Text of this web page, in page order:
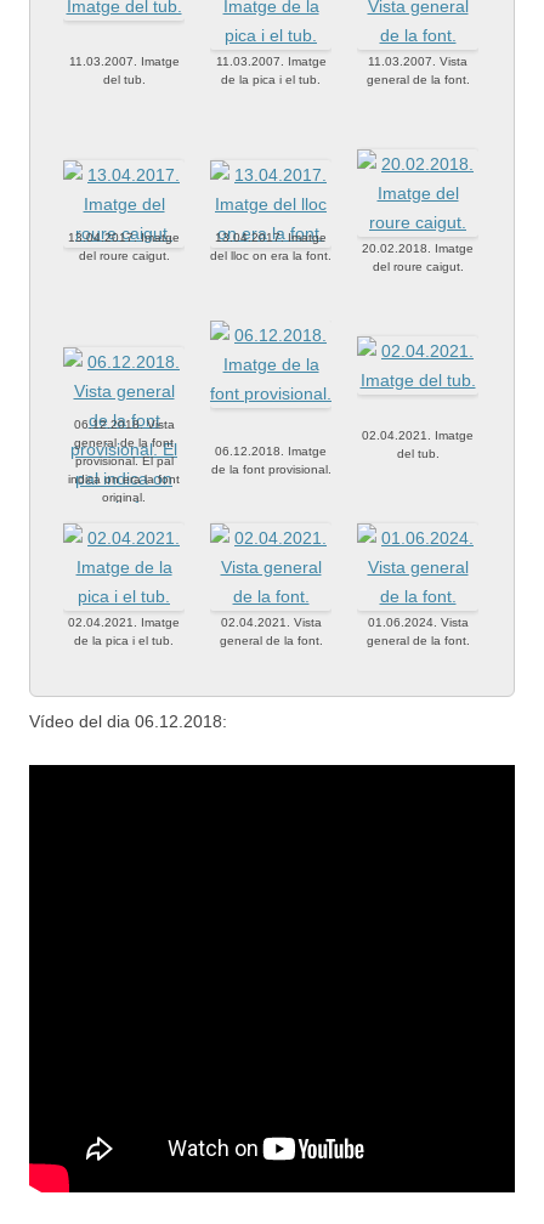
11.03.2007. Imatge
del tub.
11.03.2007. Imatge
de la pica i el tub.
11.03.2007. Vista
general de la font.
13.04.2017. Imatge
del roure caigut.
13.04.2017. Imatge
del lloc on era la font.
20.02.2018. Imatge
del roure caigut.
06.12.2018. Vista
general de la font
provisional. El pal
indica on era la font
original.
06.12.2018. Imatge
de la font provisional.
02.04.2021. Imatge
del tub.
02.04.2021. Imatge
de la pica i el tub.
02.04.2021. Vista
general de la font.
01.06.2024. Vista
general de la font.
Vídeo del dia 06.12.2018: